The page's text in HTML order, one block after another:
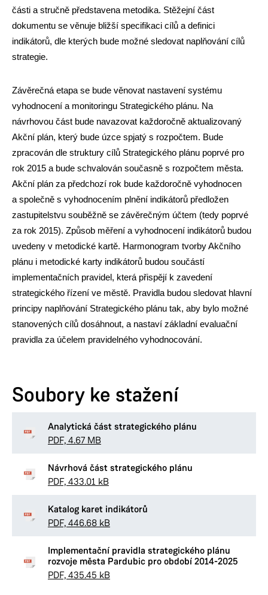
části a stručně představena metodika. Stěžejní část
dokumentu se věnuje bližší specifikaci cílů a definici
indikátorů, dle kterých bude možné sledovat naplňování cílů
strategie.
Závěrečná etapa se bude věnovat nastavení systému
vyhodnocení a monitoringu Strategického plánu. Na
návrhovou část bude navazovat každoročně aktualizovaný
Akční plán, který bude úzce spjatý s rozpočtem. Bude
zpracován dle struktury cílů Strategického plánu poprvé pro
rok 2015 a bude schvalován současně s rozpočtem města.
Akční plán za předchozí rok bude každoročně vyhodnocen
a společně s vyhodnocením plnění indikátorů předložen
zastupitelstvu souběžně se závěrečným účtem (tedy poprvé
za rok 2015). Způsob měření a vyhodnocení indikátorů budou
uvedeny v metodické kartě. Harmonogram tvorby Akčního
plánu i metodické karty indikátorů budou součástí
implementačních pravidel, která přispějí k zavedení
strategického řízení ve městě. Pravidla budou sledovat hlavní
principy naplňování Strategického plánu tak, aby bylo možné
stanovených cílů dosáhnout, a nastaví základní evaluační
pravidla za účelem pravidelného vyhodnocování.
Soubory ke stažení
Analytická část strategického plánu
PDF, 4.67 MB
Návrhová část strategického plánu
PDF, 433.01 kB
Katalog karet indikátorů
PDF, 446.68 kB
Implementační pravidla strategického plánu
rozvoje města Pardubic pro období 2014-2025
PDF, 435.45 kB